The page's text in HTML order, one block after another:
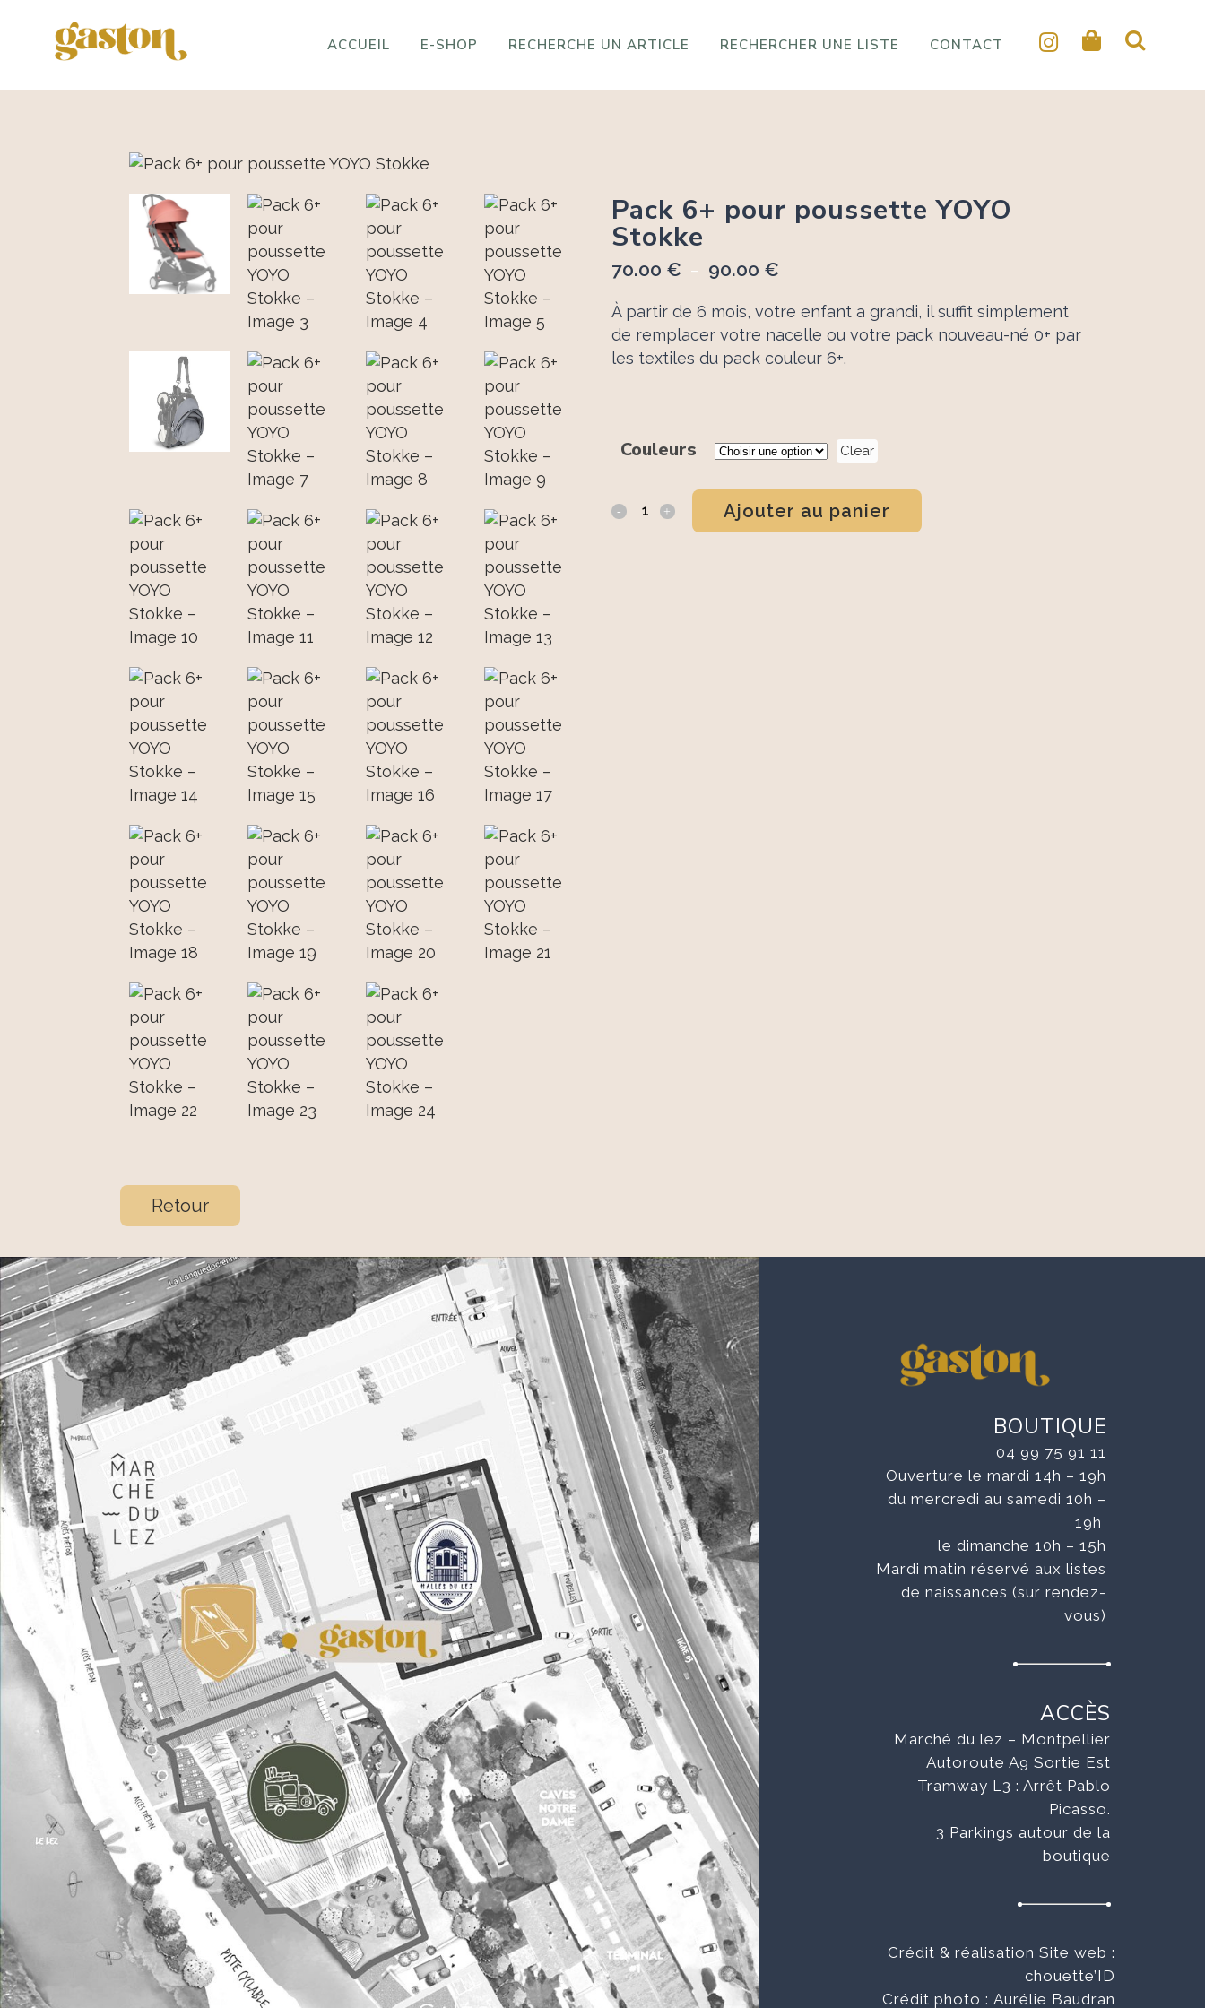
ACCUEIL E-SHOP RECHERCHE UN ARTICLE RECHERCHER UNE LISTE CONTACT
Pack 6+ pour poussette YOYO
Stokke
70.00 € – 90.00 €Plage
prix :
70.00 €
à
À partir de 6 mois, votre enfant a grandi, il suffit simplement
de remplacer votre nacelle ou votre pack nouveau-né 0+ par
les textiles du pack couleur 6+.
Couleurs Clear
Ajouter au panier
Retour
BOUTIQUE
04 99 75 91 11
Ouverture le mardi 14h – 19h
du mercredi au samedi 10h –
19h
le dimanche 10h – 15h
Mardi matin réservé aux listes
de naissances (sur rendez-
vous)
ACCÈS
Marché du lez – Montpellier
Autoroute A9 Sortie Est
Tramway L3 : Arrêt Pablo
Picasso.
3 Parkings autour de la
boutique
Crédit & réalisation Site web :
chouette’ID
Crédit photo :Aurélie Baudran